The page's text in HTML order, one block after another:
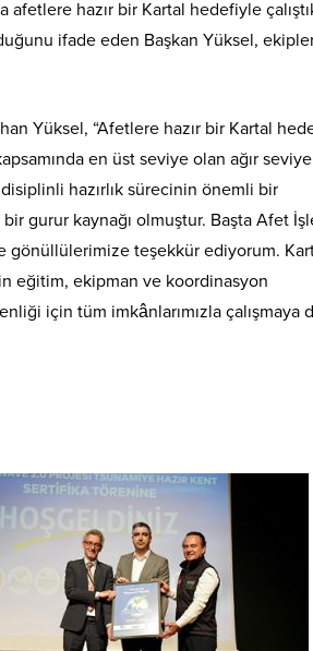
hazır bir Kartal hedefiyle
ifade eden Başkan Yüksel,
Yüksel, “Afetlere hazır bir Kartal
en üst seviye olan ağır
hazırlık sürecinin önemli bir
gurur kaynağı olmuştur. Başta Afet
teşekkür ediyorum.
eğitim, ekipman ve koordinasyon
için tüm imkânlarımızla çalışmaya